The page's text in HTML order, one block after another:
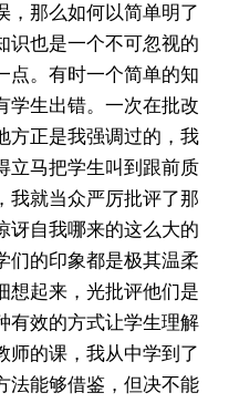
，那么如何以简单明了
识也是一个不可忽视的
点。有时一个简单的知
学生出错。一次在批改
方正是我强调过的，我
立马把学生叫到跟前质
我就当众严厉批评了那
讶自我哪来的这么大的
们的印象都是极其温柔
想起来，光批评他们是
有效的方式让学生理解
师的课，我从中学到了
法能够借鉴，但决不能